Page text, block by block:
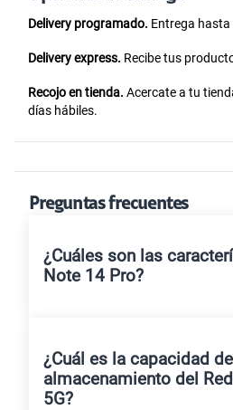
Delivery programado. Entrega hasta
Delivery express. Recibe tus
Recojo en tienda. Acercate a tu
días hábiles.
Preguntas frecuentes
¿Cuáles son las
Note 14 Pro?
¿Cuál es la capacidad de
almacenamiento del
5G?